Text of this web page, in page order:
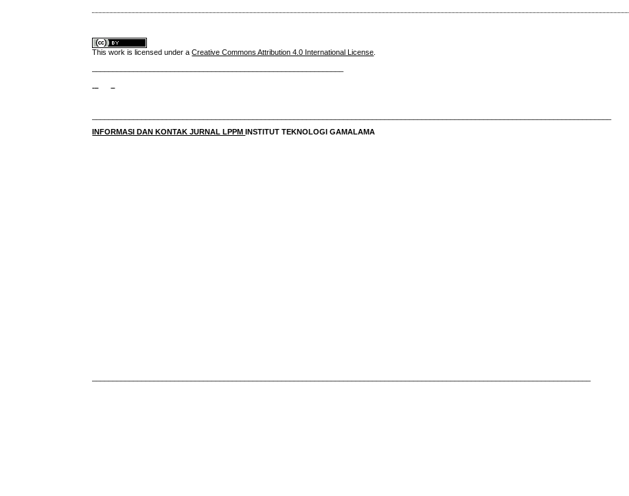
This work is licensed under aCreative Commons Attribution 4.0 International License
INFORMASI DAN KONTAK JURNAL LPPM
INSTITUT TEKNOLOGI GAMALAMA